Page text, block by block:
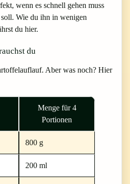
wenn es schnell gehen muss
Wie du ihn in wenigen
du hier.
du
Aber was noch? Hier
Menge für 4
Portionen
800 g
200 ml